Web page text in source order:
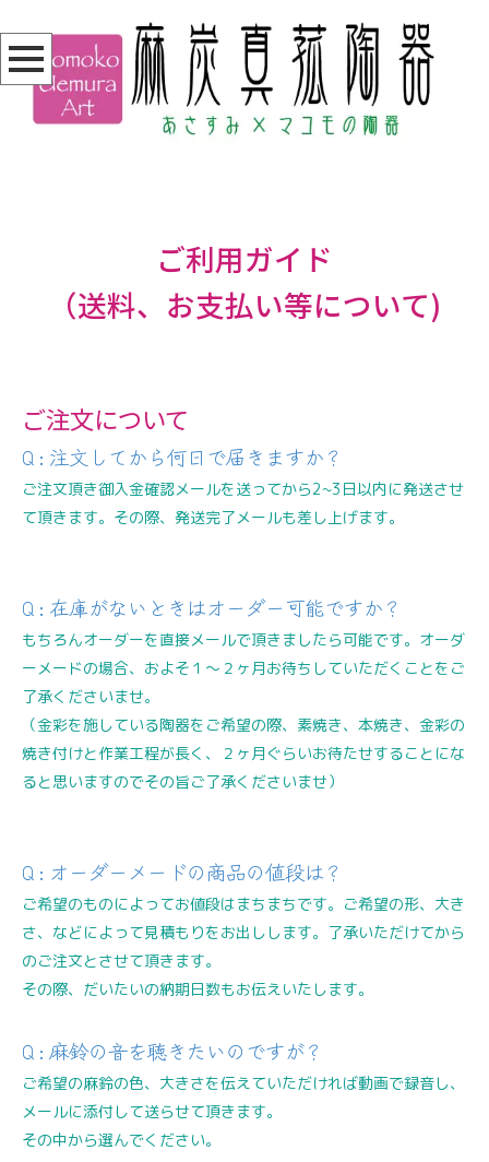
ご利用ガイド
（送料、お支払い等について)
ご注文について
Q : 注文してから何日で届きますか？
ご注文頂き御入金確認メールを送ってから2~3日以内に発送させ
て頂きます。その際、発送完了メールも差し上げます。
Q : 在庫がないときはオーダー可能ですか？
もちろんオーダーを直接メールで頂きましたら可能です。オーダ
ーメードの場合、およそ１〜２ヶ月お待ちしていただくことをご
了承くださいませ。
（金彩を施している陶器をご希望の際、素焼き、本焼き、金彩の
焼き付けと作業工程が長く、２ヶ月ぐらいお待たせすることにな
ると思いますのでその旨ご了承くださいませ）
Q : オーダーメードの商品の値段は？
ご希望のものによってお値段はまちまちです。ご希望の形、大き
さ、などによって見積もりをお出しします。了承いただけてから
のご注文とさせて頂きます。
その際、だいたいの納期日数もお伝えいたします。
Q : 麻鈴の音を聴きたいのですが？
ご希望の麻鈴の色、大きさを伝えていただければ動画で録音し、
メールに添付して送らせて頂きます。
その中から選んでください。